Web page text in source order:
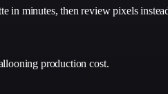
in minutes, then review pixels
production cost.